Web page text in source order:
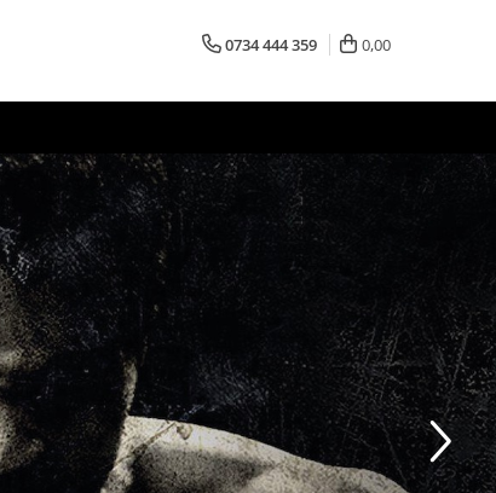
0734 444 359 0,00